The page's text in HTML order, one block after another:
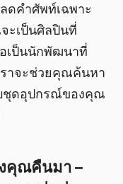
ดคำศัพท์เฉพาะ
ะเป็นศิลปินที่
อเป็นนักพัฒนาที่
าจะช่วยคุณค้นหา
ชุดอุปกรณ์ของคุณ
คุณคืนมา –